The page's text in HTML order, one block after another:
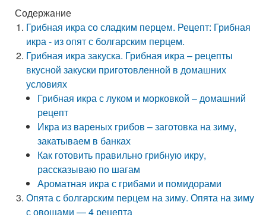
Содержание
Грибная икра со сладким перцем. Рецепт: Грибная
икра - из опят с болгарским перцем.
Грибная икра закуска. Грибная икра – рецепты
вкусной закуски приготовленной в домашних
условиях
Грибная икра с луком и морковкой – домашний
рецепт
Икра из вареных грибов – заготовка на зиму,
закатываем в банках
Как готовить правильно грибную икру,
рассказываю по шагам
Ароматная икра с грибами и помидорами
Опята с болгарским перцем на зиму. Опята на зиму
с овощами — 4 рецепта